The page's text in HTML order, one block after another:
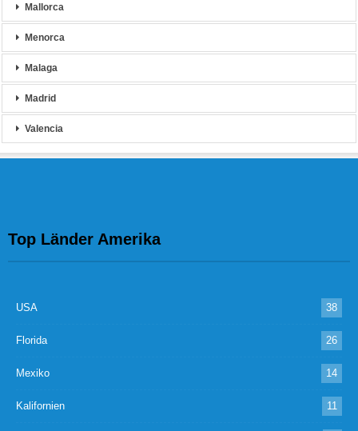
Mallorca
Menorca
Malaga
Madrid
Valencia
Top Länder Amerika
USA 38
Florida 26
Mexiko 14
Kalifornien 11